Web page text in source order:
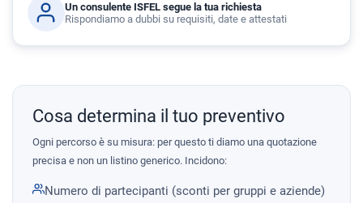
Un consulente ISFEL segue la tua richiesta
Rispondiamo a dubbi su requisiti, date e attestati
Cosa determina il tuo preventivo
Ogni percorso è su misura: per questo ti diamo una quotazione
precisa e non un listino generico. Incidono:
Numero di partecipanti (sconti per gruppi e aziende)